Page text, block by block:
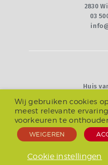
2830
03
Huis
1000
02
Wij gebruiken cookies
meest relevante
voorkeuren te
WEIGEREN
Cookie instellingen